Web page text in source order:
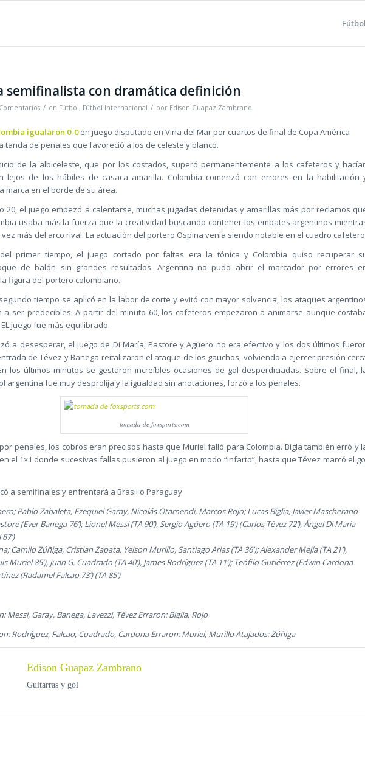
Fútbol
semifinalista con dramática definición
/ en Fútbol, Fútbol Internacional / por Edison Guapaz Zambrano
igualaron 0-0en juego disputado en Viña del Mar por cuartos de final de Copa América
tanda de penales que favoreció a los de celeste y blanco.
de la albiceleste, que por los costados, superó permanentemente a los cafeteros y
lejos de los hábiles de casaca amarilla. Colombia comenzó con errores en la habilitación
marca en el borde de su área.
20, el juego empezó a calentarse, muchas jugadas detenidas y amarillas más por reclamos
usaba más la fuerza que la creatividad buscando contener los embates argentinos
más del arco rival. La actuación del portero Ospina venía siendo notable en el cuadro
primer tiempo, el juego cortado por faltas era la tónica y Colombia quiso recuperar
de balón sin grandes resultados. Argentina no pudo abrir el marcador por errores
figura del portero colombiano.
tiempo se aplicó en la labor de corte y evitó con mayor solvencia, los ataques
a ser predecibles. A partir del minuto 60, los cafeteros empezaron a animarse aunque
juego fue más equilibrado.
a desesperar, el juego de Di María, Pastore y Agüero no era efectivo y los dos últimos
de Tévez y Banega reitalizaron el ataque de los gauchos, volviendo a ejercer presión
los últimos minutos se gestaron increíbles ocasiones de gol desperdiciadas. Sobre el final,
argentina fue muy desprolija y la igualdad sin anotaciones, forzó a los penales.
tomada de foxsports.com
penales, los cobros eran precisos hasta que Muriel falló para Colombia. Bigla también erró y
el 1×1 donde sucesivas fallas pusieron al juego en modo “infarto”, hasta que Tévez marcó el
a semifinales y enfrentará a Brasil o Paraguay
Pablo Zabaleta, Ezequiel Garay, Nicolás Otamendi, Marcos Rojo; Lucas Biglia, Javier Mascherano
(Ever Banega 76’); Lionel Messi (TA 90’), Sergio Agüero (TA 19’) (Carlos Tévez 72’), Ángel Di María
Camilo Zúñiga, Cristian Zapata, Yeison Murillo, Santiago Arias (TA 36’); Alexander Mejía (TA 21’),
Muriel 85’), Juan G. Cuadrado (TA 40’), James Rodríguez (TA 11’); Teófilo Gutiérrez (Edwin Cardona
(Radamel Falcao 73’) (TA 85’)
Messi, Garay, Banega, Lavezzi, Tévez Erraron: Biglia, Rojo
Rodríguez, Falcao, Cuadrado, Cardona Erraron: Muriel, Murillo Atajados: Zúñiga
Edison Guapaz Zambrano
Guitarras y gol